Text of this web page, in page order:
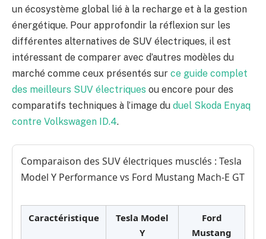
un écosystème global lié à la recharge et à la gestion
énergétique. Pour approfondir la réflexion sur les
différentes alternatives de SUV électriques, il est
intéressant de comparer avec d’autres modèles du
marché comme ceux présentés sur ce guide complet
des meilleurs SUV électriques ou encore pour des
comparatifs techniques à l’image du duel Skoda Enyaq
contre Volkswagen ID.4.
Comparaison des SUV électriques musclés : Tesla
Model Y Performance vs Ford Mustang Mach-E GT
Caractéristique
Tesla Model
Y
Ford
Mustang